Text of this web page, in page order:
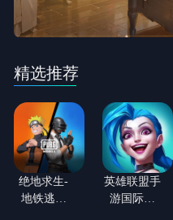
精选推荐
绝地求生-
地铁逃生
英雄联盟手
游国际服